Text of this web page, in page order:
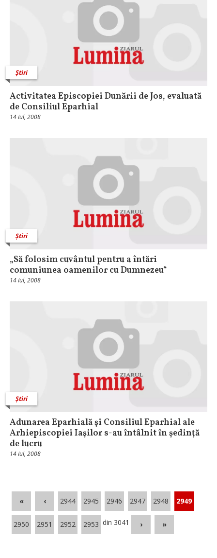
Știri
Activitatea Episcopiei Dunării de Jos, evaluată
de Consiliul Eparhial
14 Iul, 2008
Știri
„Să folosim cuvântul pentru a întări
comuniunea oamenilor cu Dumnezeu“
14 Iul, 2008
Știri
Adunarea Eparhială şi Consiliul Eparhial ale
Arhiepiscopiei Iaşilor s-au întâlnit în şedinţă
de lucru
14 Iul, 2008
« ‹ 2944 2945 2946 2947 2948 2949
2950 2951 2952 2953 din 3041 › »